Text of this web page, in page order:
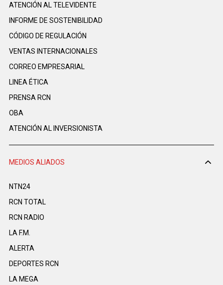
ATENCIÓN AL TELEVIDENTE
INFORME DE SOSTENIBILIDAD
CÓDIGO DE REGULACIÓN
VENTAS INTERNACIONALES
CORREO EMPRESARIAL
LINEA ÉTICA
PRENSA RCN
OBA
ATENCIÓN AL INVERSIONISTA
MEDIOS ALIADOS
NTN24
RCN TOTAL
RCN RADIO
LA F.M.
ALERTA
DEPORTES RCN
LA MEGA